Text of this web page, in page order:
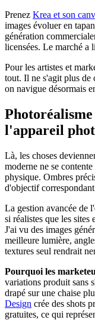
Prenez Krea et son
images évoluer en
génération
licensées. Le marché a
Pour les artistes et
tout. Il ne s'agit plus
on navigue désormais
l'appareil
Là, les choses
moderne ne se
physique. Ombres
d'objectif
La gestion avancée de
si réalistes que les sites
J'ai vu des images
meilleure lumière,
textures seul rendrait
Pourquoi les
variations produit sans
drapé sur une chaise
Design crée des shots
gratuites, ce qui